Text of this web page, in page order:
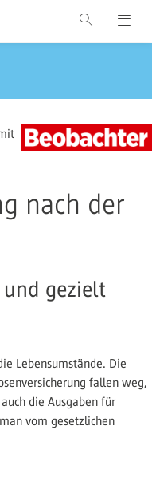
nach der
und gezielt
Lebensumstände. Die
fallen weg,
die Ausgaben für
vom gesetzlichen